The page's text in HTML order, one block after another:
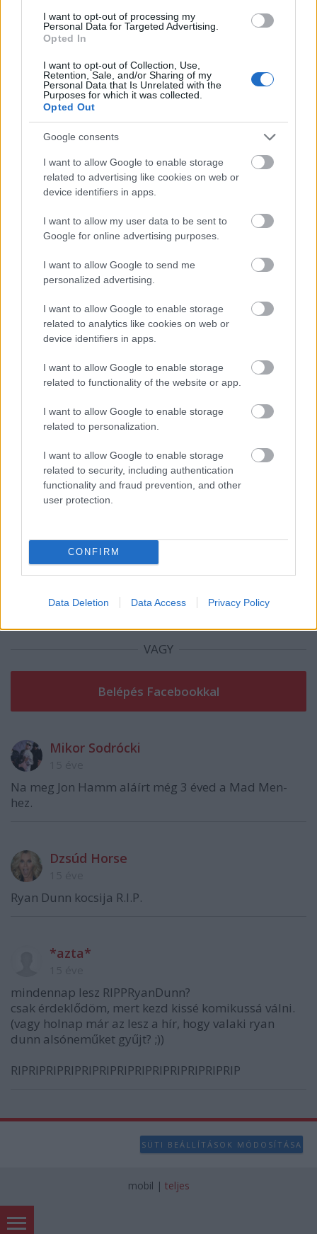
I want to opt-out of processing my
Personal Data for Targeted Advertising.
Opted In
I want to opt-out of Collection, Use,
Retention, Sale, and/or Sharing of my
Personal Data that Is Unrelated with the
Purposes for which it was collected.
Opted Out
Google consents
I want to allow Google to enable storage
related to advertising like cookies on web or
device identifiers in apps.
I want to allow my user data to be sent to
Google for online advertising purposes.
I want to allow Google to send me
personalized advertising.
I want to allow Google to enable storage
related to analytics like cookies on web or
device identifiers in apps.
I want to allow Google to enable storage
related to functionality of the website or app.
I want to allow Google to enable storage
related to personalization.
I want to allow Google to enable storage
related to security, including authentication
functionality and fraud prevention, and other
user protection.
CONFIRM
Data Deletion Data Access Privacy Policy
Előzetest kapott a Gyalázat
A Breaking Bad sztárjával tér vissza a
Westworld
Mázli, ha az X-Faktor nyertese
Az illegális letöltők is rácuppantak az új
Trónok harca-évadra
Szólj hozzá!
A hozzászóláshoz be kell lépned!
VAGY
Mikor Sodrócki
Na meg Jon Hamm aláírt még 3 éved a Mad Men-
hez.
Dzsúd Horse
Ryan Dunn kocsija R.I.P.
*azta*
mindennap lesz RIPPRyanDunn?
csak érdeklődöm, mert kezd kissé komikussá válni.
(vagy holnap már az lesz a hír, hogy valaki ryan
dunn alsóneműket gyűjt? ;))
RIPRIPRIPRIPRIPRIPRIPRIPRIPRIPRIPRIPRIP
SÜTI BEÁLLÍTÁSOK MÓDOSÍTÁSA
mobil | teljes